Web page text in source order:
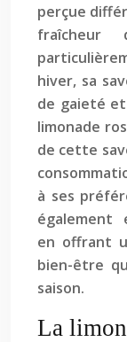
perçue
hiver, sa
de gaieté et
limonade
de cette
à ses
également
en offrant
bien-être
saison.
La